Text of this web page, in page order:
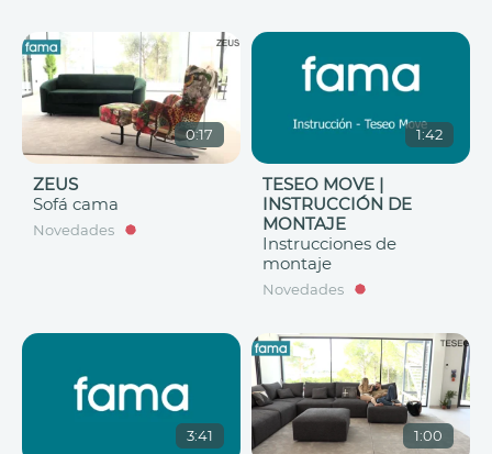
0:17
ZEUS
Sofá cama
Novedades
1:42
TESEO MOVE |
INSTRUCCIÓN DE
MONTAJE
Instrucciones de
montaje
Novedades
3:41 1:00